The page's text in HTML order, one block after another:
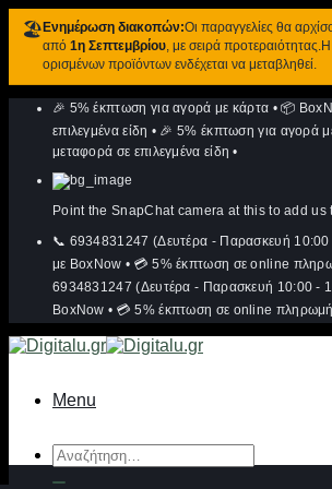
🏖️ Ενημέρωση διακοπών:Οι παραγγελίες θα
από 1η Σεπτεμβρίου, με σειρά
ορισμένων προϊόντων ενδέχεται να μεταβληθεί.
περιεχόμενο
🎉 5% έκπτωση για αγορά με κάρτα • 📦
επιλεγμένα είδη • 🎉 5% έκπτωση για αγορά
μεταφορά σε επιλεγμένα είδη •
Point the SnapChat camera at this to add us
📞 6934831247 (Δευτέρα - Παρασκευή
με BoxNow • 💳 5% έκπτωση σε online
6934831247 (Δευτέρα - Παρασκευή 10:00 -
BoxNow • 💳 5% έκπτωση σε online
Menu
Αναζήτηση
για: